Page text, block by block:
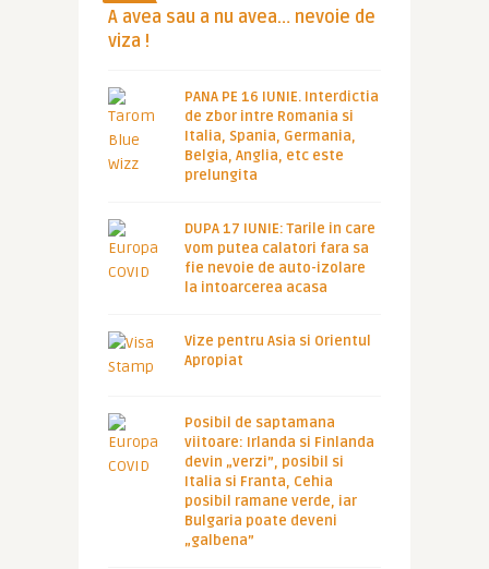
A avea sau a nu avea… nevoie de
viza !
PANA PE 16 IUNIE. Interdictia
de zbor intre Romania si
Italia, Spania, Germania,
Belgia, Anglia, etc este
prelungita
DUPA 17 IUNIE: Tarile in care
vom putea calatori fara sa
fie nevoie de auto-izolare
la intoarcerea acasa
Vize pentru Asia si Orientul
Apropiat
Posibil de saptamana
viitoare: Irlanda si Finlanda
devin „verzi”, posibil si
Italia si Franta, Cehia
posibil ramane verde, iar
Bulgaria poate deveni
„galbena”